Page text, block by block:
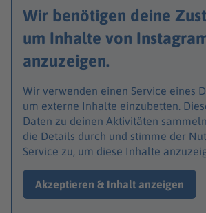
Wir benötigen deine
um Inhalte von
anzuzeigen.
Wir verwenden einen Service eines
um externe Inhalte einzubetten.
Daten zu deinen Aktivitäten
die Details durch und stimme der
Service zu, um diese Inhalte
Akzeptieren & Inhalt anzeigen